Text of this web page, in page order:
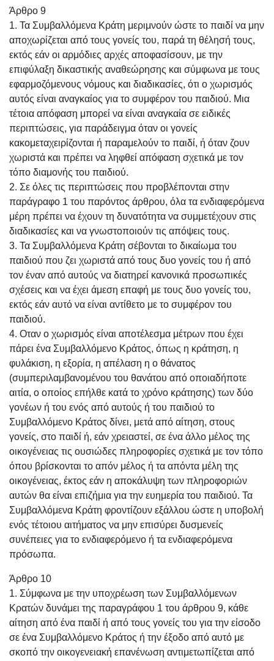
Άρθρο 9
1. Τα Συμβαλλόμενα Κράτη μεριμνούν ώστε το παιδί να μην
αποχωρίζεται από τους γονείς του, παρά τη θέλησή τους,
εκτός εάν οι αρμόδιες αρχές αποφασίσουν, με την
επιφύλαξη δικαστικής αναθεώρησης και σύμφωνα με τους
εφαρμοζόμενους νόμους και διαδικασίες, ότι ο χωρισμός
αυτός είναι αναγκαίος για το συμφέρον του παιδιού. Μια
τέτοια απόφαση μπορεί να είναι αναγκαία σε ειδικές
περιπτώσεις, για παράδειγμα όταν οι γονείς
κακομεταχειρίζονται ή παραμελούν το παιδί, ή όταν ζουν
χωριστά και πρέπει να ληφθεί απόφαση σχετικά με τον
τόπο διαμονής του παιδιού.
2. Σε όλες τις περιπτώσεις που προβλέπονται στην
παράγραφο 1 του παρόντος άρθρου, όλα τα ενδιαφερόμενα
μέρη πρέπει να έχουν τη δυνατότητα να συμμετέχουν στις
διαδικασίες και να γνωστοποιούν τις απόψεις τους.
3. Τα Συμβαλλόμενα Κράτη σέβονται το δικαίωμα του
παιδιού που ζει χωριστά από τους δυο γονείς του ή από
τον έναν από αυτούς να διατηρεί κανονικά προσωπικές
σχέσεις και να έχει άμεση επαφή με τους δυο γονείς του,
εκτός εάν αυτό να είναι αντίθετο με το συμφέρον του
παιδιού.
4. Οταν ο χωρισμός είναι αποτέλεσμα μέτρων που έχει
πάρει ένα Συμβαλλόμενο Κράτος, όπως η κράτηση, η
φυλάκιση, η εξορία, η απέλαση η ο θάνατος
(συμπεριλαμβανομένου του θανάτου από οποιαδήποτε
αιτία, ο οποίος επήλθε κατά το χρόνο κράτησης) των δύο
γονέων ή του ενός από αυτούς ή του παιδιού το
Συμβαλλόμενο Κράτος δίνει, μετά από αίτηση, στους
γονείς, στο παιδί ή, εάν χρειαστεί, σε ένα άλλο μέλος της
οικογένειας τις ουσιώδες πληροφορίες σχετικά με τον τόπο
όπου βρίσκονται το απόν μέλος ή τα απόντα μέλη της
οικογένειας, έκτος εάν η αποκάλυψη των πληροφοριών
αυτών θα είναι επιζήμια για την ευημερία του παιδιού. Τα
Συμβαλλόμενα Κράτη φροντίζουν εξάλλου ώστε η υποβολή
ενός τέτοιου αιτήματος να μην επισύρει δυσμενείς
συνέπειες για το ενδιαφερόμενο ή τα ενδιαφερόμενα
πρόσωπα.
Άρθρο 10
1. Σύμφωνα με την υποχρέωση των Συμβαλλόμενων
Κρατών δυνάμει της παραγράφου 1 του άρθρου 9, κάθε
αίτηση από ένα παιδί ή από τους γονείς του για την είσοδο
σε ένα Συμβαλλόμενο Κράτος ή την έξοδο από αυτό με
σκοπό την οικογενειακή επανένωση αντιμετωπίζεται από